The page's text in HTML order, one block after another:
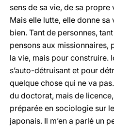
sens de sa vie, de sa propre
Mais elle lutte, elle donne sa
bien. Tant de personnes,
pensons aux
la vie, mais pour construire.
s’auto-détruisant et pour
quelque chose qui ne va
du doctorat, mais de licence,
préparée en sociologie sur
japonais. Il m’en a parlé un